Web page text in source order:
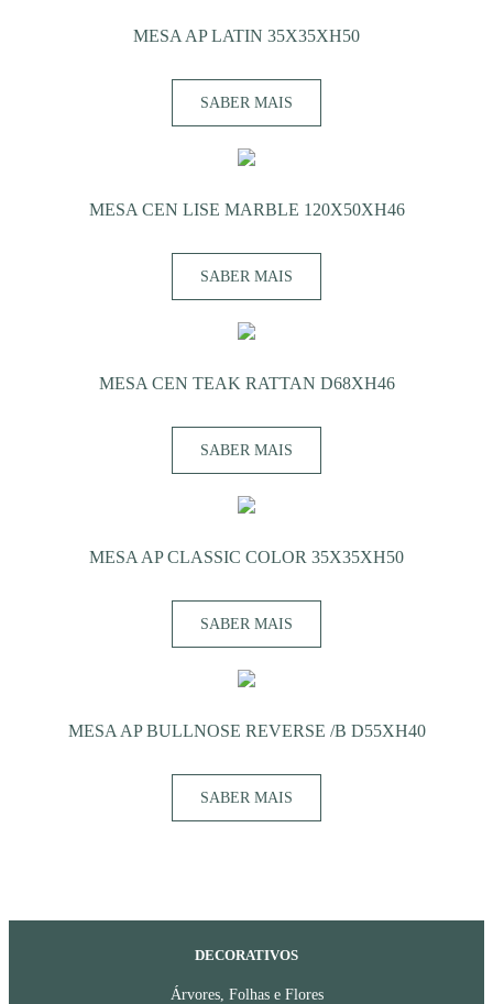
MESA AP LATIN 35X35XH50
SABER MAIS
MESA CEN LISE MARBLE 120X50XH46
SABER MAIS
MESA CEN TEAK RATTAN D68XH46
SABER MAIS
MESA AP CLASSIC COLOR 35X35XH50
SABER MAIS
MESA AP BULLNOSE REVERSE /B D55XH40
SABER MAIS
DECORATIVOS
Árvores, Folhas e Flores